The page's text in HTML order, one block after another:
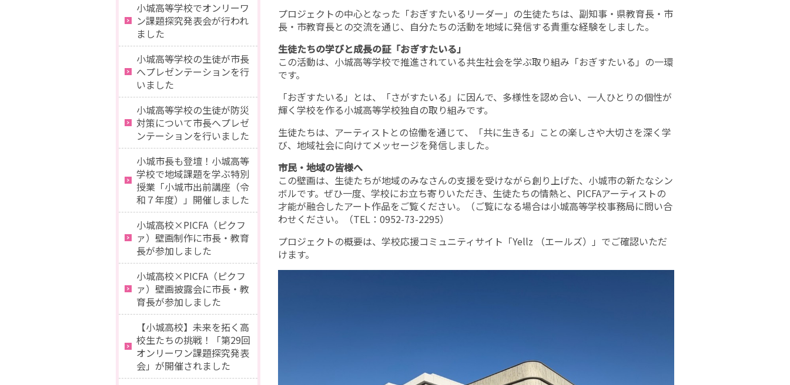
プロジェクトの中心となった「おぎすたいるリーダー」の生徒たちは、副知事・県教育長・市
長・市教育長との交流を通じ、自分たちの活動を地域に発信する貴重な経験をしました。
生徒たちの学びと成長の証「おぎすたいる」
この活動は、小城高等学校で推進されている共生社会を学ぶ取り組み「おぎすたいる」の一環
です。
「おぎすたいる」とは、「さがすたいる」に因んで、多様性を認め合い、一人ひとりの個性が
輝く学校を作る小城高等学校独自の取り組みです。
生徒たちは、アーティストとの協働を通じて、「共に生きる」ことの楽しさや大切さを深く学
び、地域社会に向けてメッセージを発信しました。
市民・地域の皆様へ
この壁画は、生徒たちが地域のみなさんの支援を受けながら創り上げた、小城市の新たなシン
ボルです。ぜひ一度、学校にお立ち寄りいただき、生徒たちの情熱と、PICFAアーティストの
才能が融合したアート作品をご覧ください。（ご覧になる場合は小城高等学校事務局に問い合
わせください。（TEL：0952-73-2295）
プロジェクトの概要は、学校応援コミュニティサイト「Yellz （エールズ）」でご確認いただ
けます。
小城高等学校でオンリーワ
ン課題探究発表会が行われ
ました
小城高等学校の生徒が市長
へプレゼンテーションを行
いました
小城高等学校の生徒が防災
対策について市長へプレゼ
ンテーションを行いました
小城市長も登壇！小城高等
学校で地域課題を学ぶ特別
授業「小城市出前講座（令
和７年度）」開催しました
小城高校×PICFA（ピクフ
ァ）壁画制作に市長・教育
長が参加しました
小城高校×PICFA（ピクフ
ァ）壁画披露会に市長・教
育長が参加しました
【小城高校】未来を拓く高
校生たちの挑戦！「第29回
オンリーワン課題探究発表
会」が開催されました